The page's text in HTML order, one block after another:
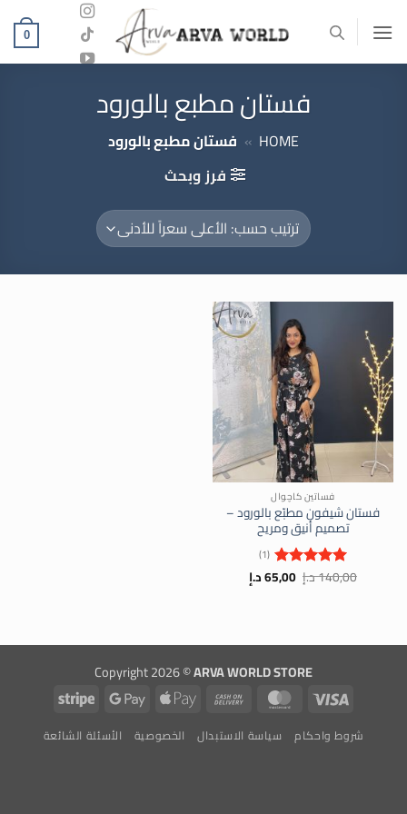
للمحتوى
0
فستان مطبع بالورود
HOME
» فستان مطبع بالورود
فرز وبحث
فساتين كاچوال
فستان شيفون مطبّع بالورود –
تصميم أنيق ومريح
تم التقييم
(1)
140,00د.إ السعر
الأصلي
65,00د.إالحالي
Copyright 2026 ©ARVA WORLD STORE
MasterCard
Cash
Delivery
Apple
Google
Stripe
شروط واحكام سياسة الاستبدال الخصوصية الأسئلة الشائعة